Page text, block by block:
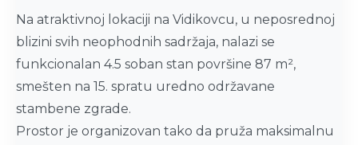
Na atraktivnoj lokaciji na Vidikovcu, u neposrednoj
blizini svih neophodnih sadržaja, nalazi se
funkcionalan 4.5 soban stan površine 87 m²,
smešten na 15. spratu uredno održavane
stambene zgrade.
Prostor je organizovan tako da pruža maksimalnu